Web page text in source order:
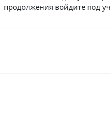
продолжения войдите под